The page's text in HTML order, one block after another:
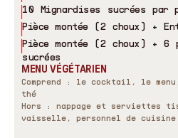
10 Mignardises sucrées par
Pièce montée (2 choux) +
Pièce montée (2 choux) + 6
sucrées
MENU VÉGÉTARIEN
Comprend : le cocktail, le
thé
Hors : nappage et serviettes
vaisselle, personnel de